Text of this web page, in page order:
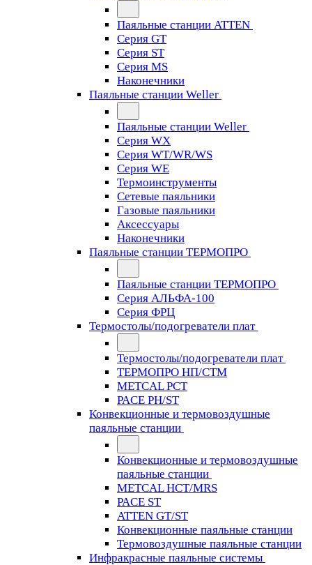
Паяльные станции ATTEN
Серия GT
Серия ST
Серия MS
Наконечники
Паяльные станции Weller
Паяльные станции Weller
Серия WX
Серия WT/WR/WS
Серия WE
Термоинструменты
Сетевые паяльники
Газовые паяльники
Аксессуары
Наконечники
Паяльные станции ТЕРМОПРО
Паяльные станции ТЕРМОПРО
Серия АЛЬФА-100
Серия ФРЦ
Термостолы/подогреватели плат
Термостолы/подогреватели плат
ТЕРМОПРО НП/СТМ
METCAL PCT
PACE PH/ST
Конвекционные и термовоздушные
паяльные станции
Конвекционные и термовоздушные
паяльные станции
METCAL HCT/MRS
PACE ST
ATTEN GT/ST
Конвекционные паяльные станции
Термовоздушные паяльные станции
Инфракрасные паяльные системы